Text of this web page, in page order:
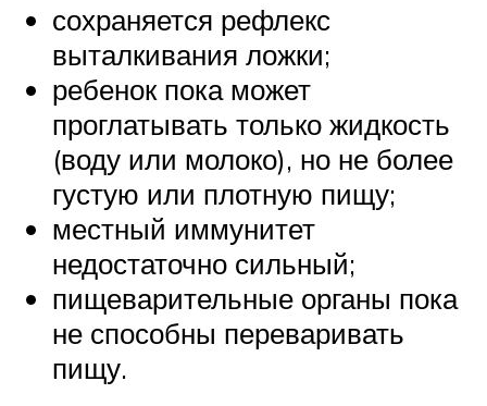
сохраняется рефлекс
выталкивания ложки;
ребенок пока может
проглатывать только жидкость
(воду или молоко), но не более
густую или плотную пищу;
местный иммунитет
недостаточно сильный;
пищеварительные органы пока
не способны переваривать
пищу.